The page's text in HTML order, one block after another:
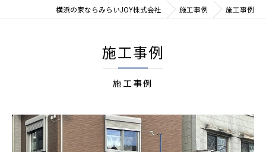
横浜の家ならみらいJOY株式会社 施工事例 施工事例
施工事例
施工事例